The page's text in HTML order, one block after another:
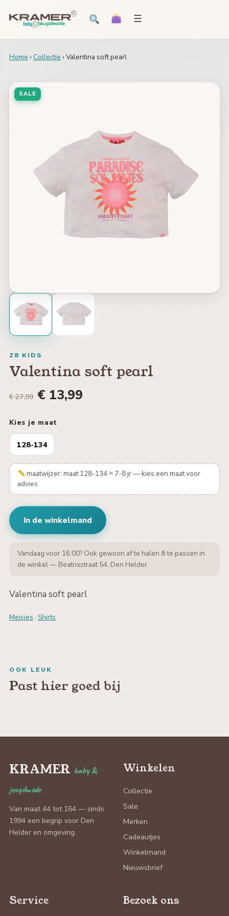
☰
Home › Collectie › Valentina soft pearl
SALE
Z8 KIDS
Valentina soft pearl
€ 27,99 € 13,99
Kies je maat
128-134
maatwijzer: maat 128-134 ≈ 7-8 jr — kies een maat voor
advies
In de winkelmand
Vandaag voor 16:00? Ook gewoon af te halen & te passen in
de winkel — Beatrixstraat 54, Den Helder.
Valentina soft pearl
Meisjes · Shirts
OOK LEUK
Past hier goed bij
KRAMER baby &
jeugdmode
Van maat 44 tot 164 — sinds
1994 een begrip voor Den
Helder en omgeving.
Winkelen
Collectie
Sale
Merken
Cadeautjes
Winkelmand
Nieuwsbrief
Service Bezoek ons